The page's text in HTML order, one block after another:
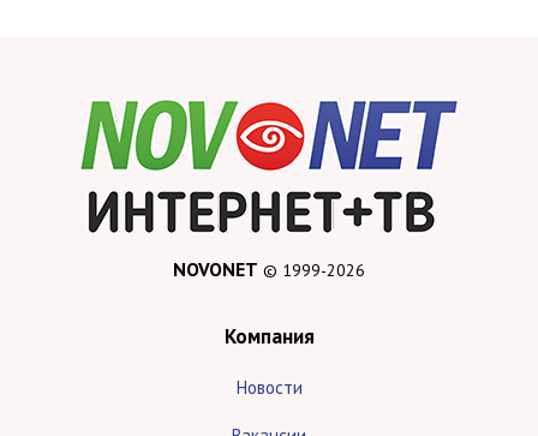
NOVONET © 1999-2026
Компания
Новости